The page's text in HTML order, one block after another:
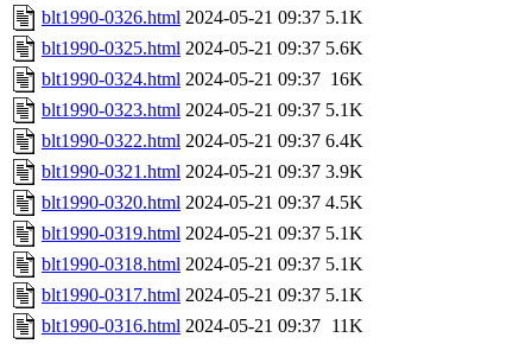
blt1990-0326.html 2024-05-21 09:37 5.1K
blt1990-0325.html 2024-05-21 09:37 5.6K
blt1990-0324.html 2024-05-21 09:37 16K
blt1990-0323.html 2024-05-21 09:37 5.1K
blt1990-0322.html 2024-05-21 09:37 6.4K
blt1990-0321.html 2024-05-21 09:37 3.9K
blt1990-0320.html 2024-05-21 09:37 4.5K
blt1990-0319.html 2024-05-21 09:37 5.1K
blt1990-0318.html 2024-05-21 09:37 5.1K
blt1990-0317.html 2024-05-21 09:37 5.1K
blt1990-0316.html 2024-05-21 09:37 11K